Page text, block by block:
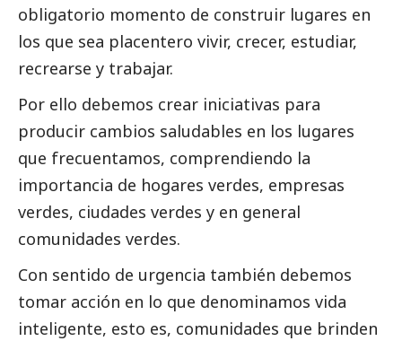
obligatorio momento de construir lugares en
los que sea placentero vivir, crecer, estudiar,
recrearse y trabajar.
Por ello debemos crear iniciativas para
producir cambios saludables en los lugares
que frecuentamos, comprendiendo la
importancia de hogares verdes, empresas
verdes, ciudades verdes y en general
comunidades verdes.
Con sentido de urgencia también debemos
tomar acción en lo que denominamos vida
inteligente, esto es, comunidades que brinden